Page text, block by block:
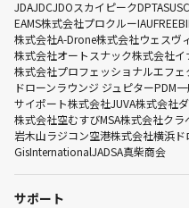
JDAJDCJDOスカイピークDPTASUSC
EAMS株式会社プロクルーIAU
株式会社A-Drone株式会社ウェスヴ
株式会社オートスナック株式会社イ
株式会社プロフェッショナルエフェ
ドローンラウンジ ジュピターPDM
サイポート株式会社JUVA株式会社
株式会社空むすびMSA株式会社クラ
岩木山ラジコン空港株式会社横浜ド
GisInternationalJADSA真柴商会
サポート